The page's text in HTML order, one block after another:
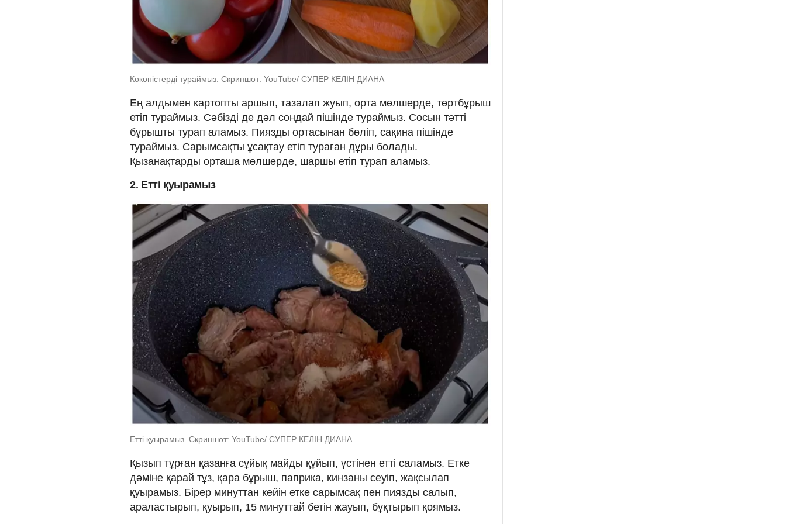
Көкөністерді тураймыз. Скриншот: YouTube/ СУПЕР КЕЛІН ДИАНА
Ең алдымен картопты аршып, тазалап жуып, орта мөлшерде, төртбұрыш
етіп тураймыз. Сәбізді де дәл сондай пішінде тураймыз. Сосын тәтті
бұрышты турап аламыз. Пиязды ортасынан бөліп, сақина пішінде
тураймыз. Сарымсақты ұсақтау етіп тураған дұры болады.
Қызанақтарды орташа мөлшерде, шаршы етіп турап аламыз.
2. Етті қуырамыз
Етті қуырамыз. Скриншот: YouTube/ СУПЕР КЕЛІН ДИАНА
Қызып тұрған қазанға сұйық майды құйып, үстінен етті саламыз. Етке
дәміне қарай тұз, қара бұрыш, паприка, кинзаны сеуіп, жақсылап
қуырамыз. Бірер минуттан кейін етке сарымсақ пен пиязды салып,
араластырып, қуырып, 15 минуттай бетін жауып, бұқтырып қоямыз.